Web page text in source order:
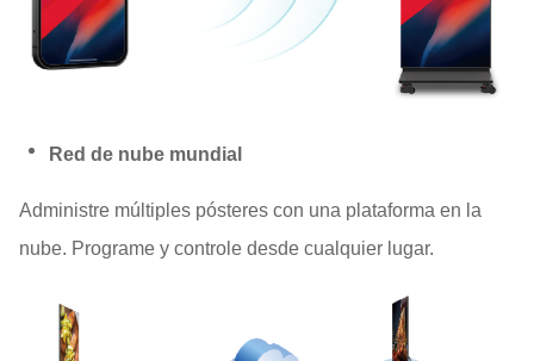
Red de nube mundial
Administre múltiples pósteres con una plataforma en la
nube. Programe y controle desde cualquier lugar.